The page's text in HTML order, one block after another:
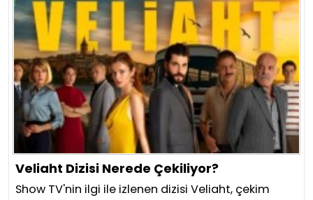
Veliaht Dizisi Nerede Çekiliyor?
Show TV'nin ilgi ile izlenen dizisi Veliaht, çekim